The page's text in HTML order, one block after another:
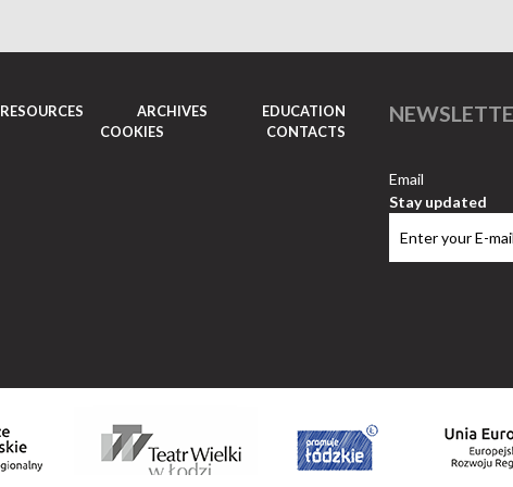
RESOURCES ARCHIVES
EDUCATION
COOKIES CONTACTS
Email
Stay updated